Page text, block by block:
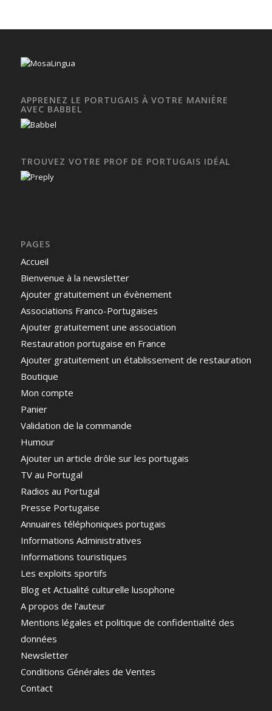
APPRENEZ LE PORTUGAIS À VOTRE MANIÈRE
AVEC BABBEL
TROUVEZ VOTRE PROF DE PORTUGAIS IDÉAL
PAGES
Accueil
Bienvenue à la newsletter
Ajouter gratuitement un évènement
Associations Franco-Portugaises
Ajouter gratuitement une association
Restauration portugaise en France
Ajouter gratuitement un établissement de restauration
Boutique
Mon compte
Panier
Validation de la commande
Humour
Ajouter un article drôle sur les portugais
TV au Portugal
Radios au Portugal
Presse Portugaise
Annuaires téléphoniques portugais
Informations Administratives
Informations touristiques
Les exploits sportifs
Blog et Actualité culturelle lusophone
A propos de l’auteur
Mentions légales et politique de confidentialité des
données
Newsletter
Conditions Générales de Ventes
Contact